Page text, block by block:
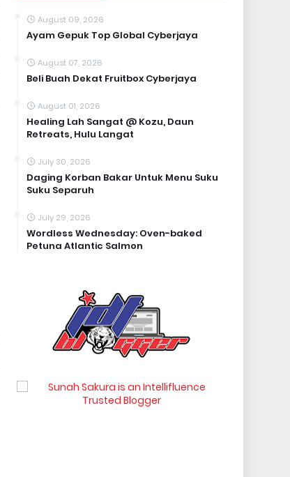
August 09, 2026
Ayam Gepuk Top Global Cyberjaya
August 07, 2026
Beli Buah Dekat Fruitbox Cyberjaya
August 01, 2026
Healing Lah Sangat @ Kozu, Daun
Retreats, Hulu Langat
July 30, 2026
Daging Korban Bakar Untuk Menu Suku
Suku Separuh
July 29, 2026
Wordless Wednesday: Oven-baked
Petuna Atlantic Salmon